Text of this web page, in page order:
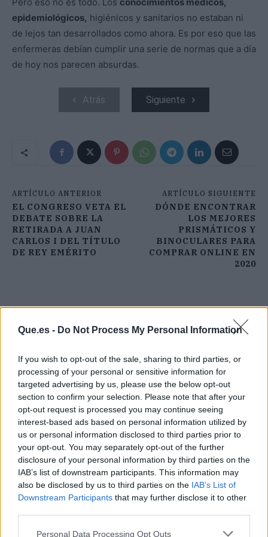
Que.es - Do Not Process My Personal Information
If you wish to opt-out of the sale, sharing to third parties, or
processing of your personal or sensitive information for
targeted advertising by us, please use the below opt-out
section to confirm your selection. Please note that after your
opt-out request is processed you may continue seeing
interest-based ads based on personal information utilized by
us or personal information disclosed to third parties prior to
your opt-out. You may separately opt-out of the further
disclosure of your personal information by third parties on the
IAB’s list of downstream participants. This information may
also be disclosed by us to third parties on the IAB’s List of
Downstream Participants that may further disclose it to other
Personal Data Processing Opt Outs
epidemiológicos, higiénicos y sanitarios no estaban ni
de lejos tan desarrollados como ahora. Es por eso que las
enfermeras debían cumplir una serie de normas que a día
de hoy nos parecen absurdas.
Atrás Siguiente
ARTÍCULO ANTERIOR
EL CONGRESO VETA EL
DEBATE SOBRE LA
RETIRADA A JUAN
CARLOS I DEL TÍTULO
DE REY EMÉRITO
ARTÍCULO SIGUIENTE
DÓNDE ENCONTRAR
LOS MEJORES
PRISMÁTICOS Y
BINOCULARES PARA
COMPRAR ONLINE EN
2020
Publicidad